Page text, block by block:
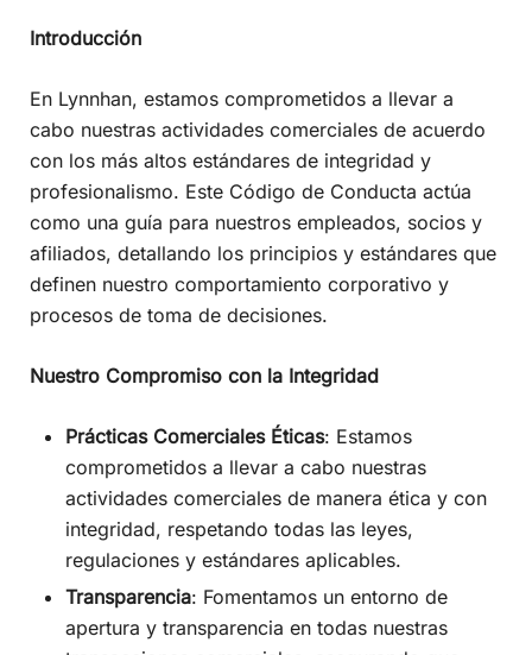
Introducción
En Lynnhan, estamos comprometidos a llevar a
cabo nuestras actividades comerciales de acuerdo
con los más altos estándares de integridad y
profesionalismo. Este Código de Conducta actúa
como una guía para nuestros empleados, socios y
afiliados, detallando los principios y estándares que
definen nuestro comportamiento corporativo y
procesos de toma de decisiones.
Nuestro Compromiso con la Integridad
Prácticas Comerciales Éticas: Estamos
comprometidos a llevar a cabo nuestras
actividades comerciales de manera ética y con
integridad, respetando todas las leyes,
regulaciones y estándares aplicables.
Transparencia: Fomentamos un entorno de
apertura y transparencia en todas nuestras